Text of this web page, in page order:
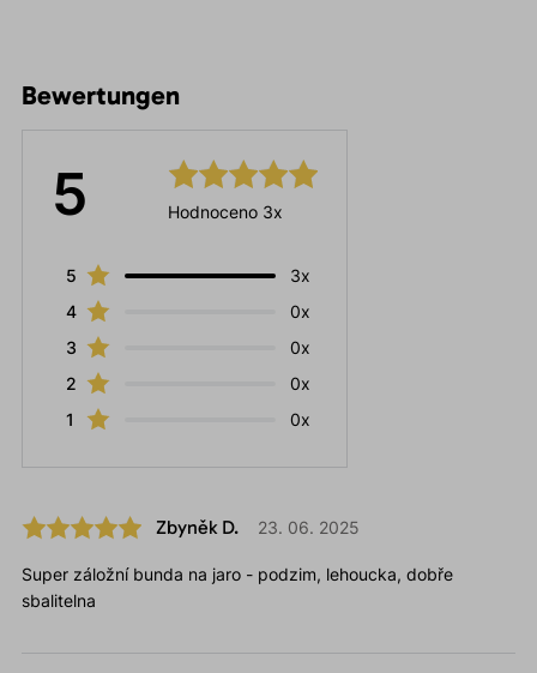
Bewertungen
5 Hodnoceno 3x
5
3x
4
0x
3
0x
2
0x
1
0x
Zbyněk D. 23. 06. 2025
Super záložní bunda na jaro - podzim, lehoucka, dobře
sbalitelna